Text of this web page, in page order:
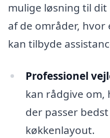
mulige løsning til
af de områder, hvor
kan tilbyde
Professionel
kan rådgive
der passer
køkkenlayout.